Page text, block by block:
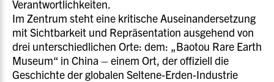
Verantwortlichkeiten.
Im Zentrum steht eine kritische Auseinandersetzung
mit Sichtbarkeit und Repräsentation ausgehend von
drei unterschiedlichen Orte: dem: „Baotou Rare Earth
Museum“ in China – einem Ort, der offiziell die
Geschichte der globalen Seltene-Erden-Industrie